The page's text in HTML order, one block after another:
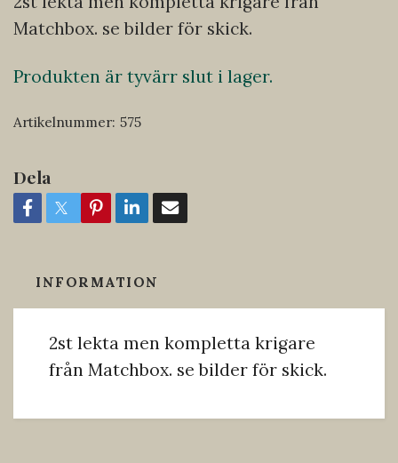
Matchbox. se bilder för skick.
Produkten är tyvärr slut i lager.
Artikelnummer: 575
Dela
INFORMATION
2st lekta men kompletta krigare
från Matchbox. se bilder för skick.